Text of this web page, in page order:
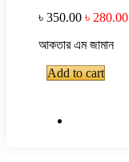
৳ 350.00 ৳ 280.00
আকতার এম জামান
Add to cart